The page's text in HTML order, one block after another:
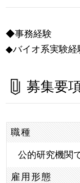
◆事務経験
◆バイオ系実験経
募集要
職種
公的研究機関
雇用形態